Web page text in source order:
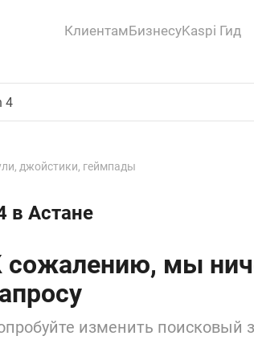
КлиентамБизнесуKaspi Гид
джойстики, геймпады
в Астане
сожалению, мы
изменить поисковый